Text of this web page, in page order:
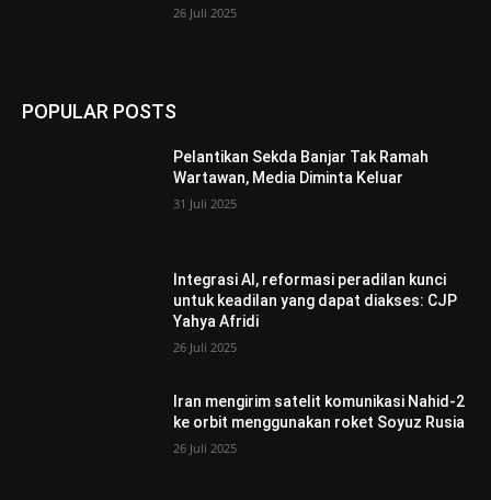
26 Juli 2025
POPULAR POSTS
Pelantikan Sekda Banjar Tak Ramah
Wartawan, Media Diminta Keluar
31 Juli 2025
Integrasi AI, reformasi peradilan kunci
untuk keadilan yang dapat diakses: CJP
Yahya Afridi
26 Juli 2025
Iran mengirim satelit komunikasi Nahid-2
ke orbit menggunakan roket Soyuz Rusia
26 Juli 2025